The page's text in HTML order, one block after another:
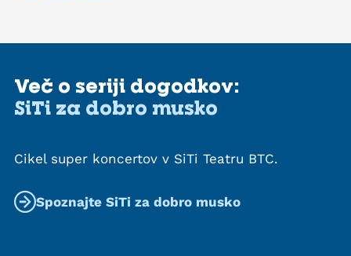
Več o seriji dogodkov:
SiTi za dobro musko
Cikel super koncertov v SiTi Teatru BTC.
Spoznajte SiTi za dobro musko